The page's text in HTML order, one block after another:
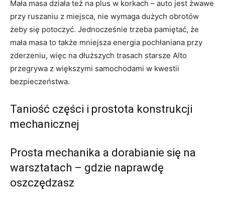
Mała masa działa też na plus w korkach – auto jest żwawe
przy ruszaniu z miejsca, nie wymaga dużych obrotów
żeby się potoczyć. Jednocześnie trzeba pamiętać, że
mała masa to także mniejsza energia pochłaniana przy
zderzeniu, więc na dłuższych trasach starsze Alto
przegrywa z większymi samochodami w kwestii
bezpieczeństwa.
Taniość części i prostota konstrukcji
mechanicznej
Prosta mechanika a dorabianie się na
warsztatach – gdzie naprawdę
oszczędzasz